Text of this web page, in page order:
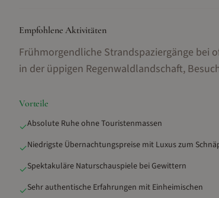
Empfohlene Aktivitäten
Frühmorgendliche Strandspaziergänge bei
in der üppigen Regenwaldlandschaft,
Vorteile
✓Absolute Ruhe ohne Touristenmassen
✓Niedrigste Übernachtungspreise mit Luxus zum
✓Spektakuläre Naturschauspiele bei Gewittern
✓Sehr authentische Erfahrungen mit Einheimischen